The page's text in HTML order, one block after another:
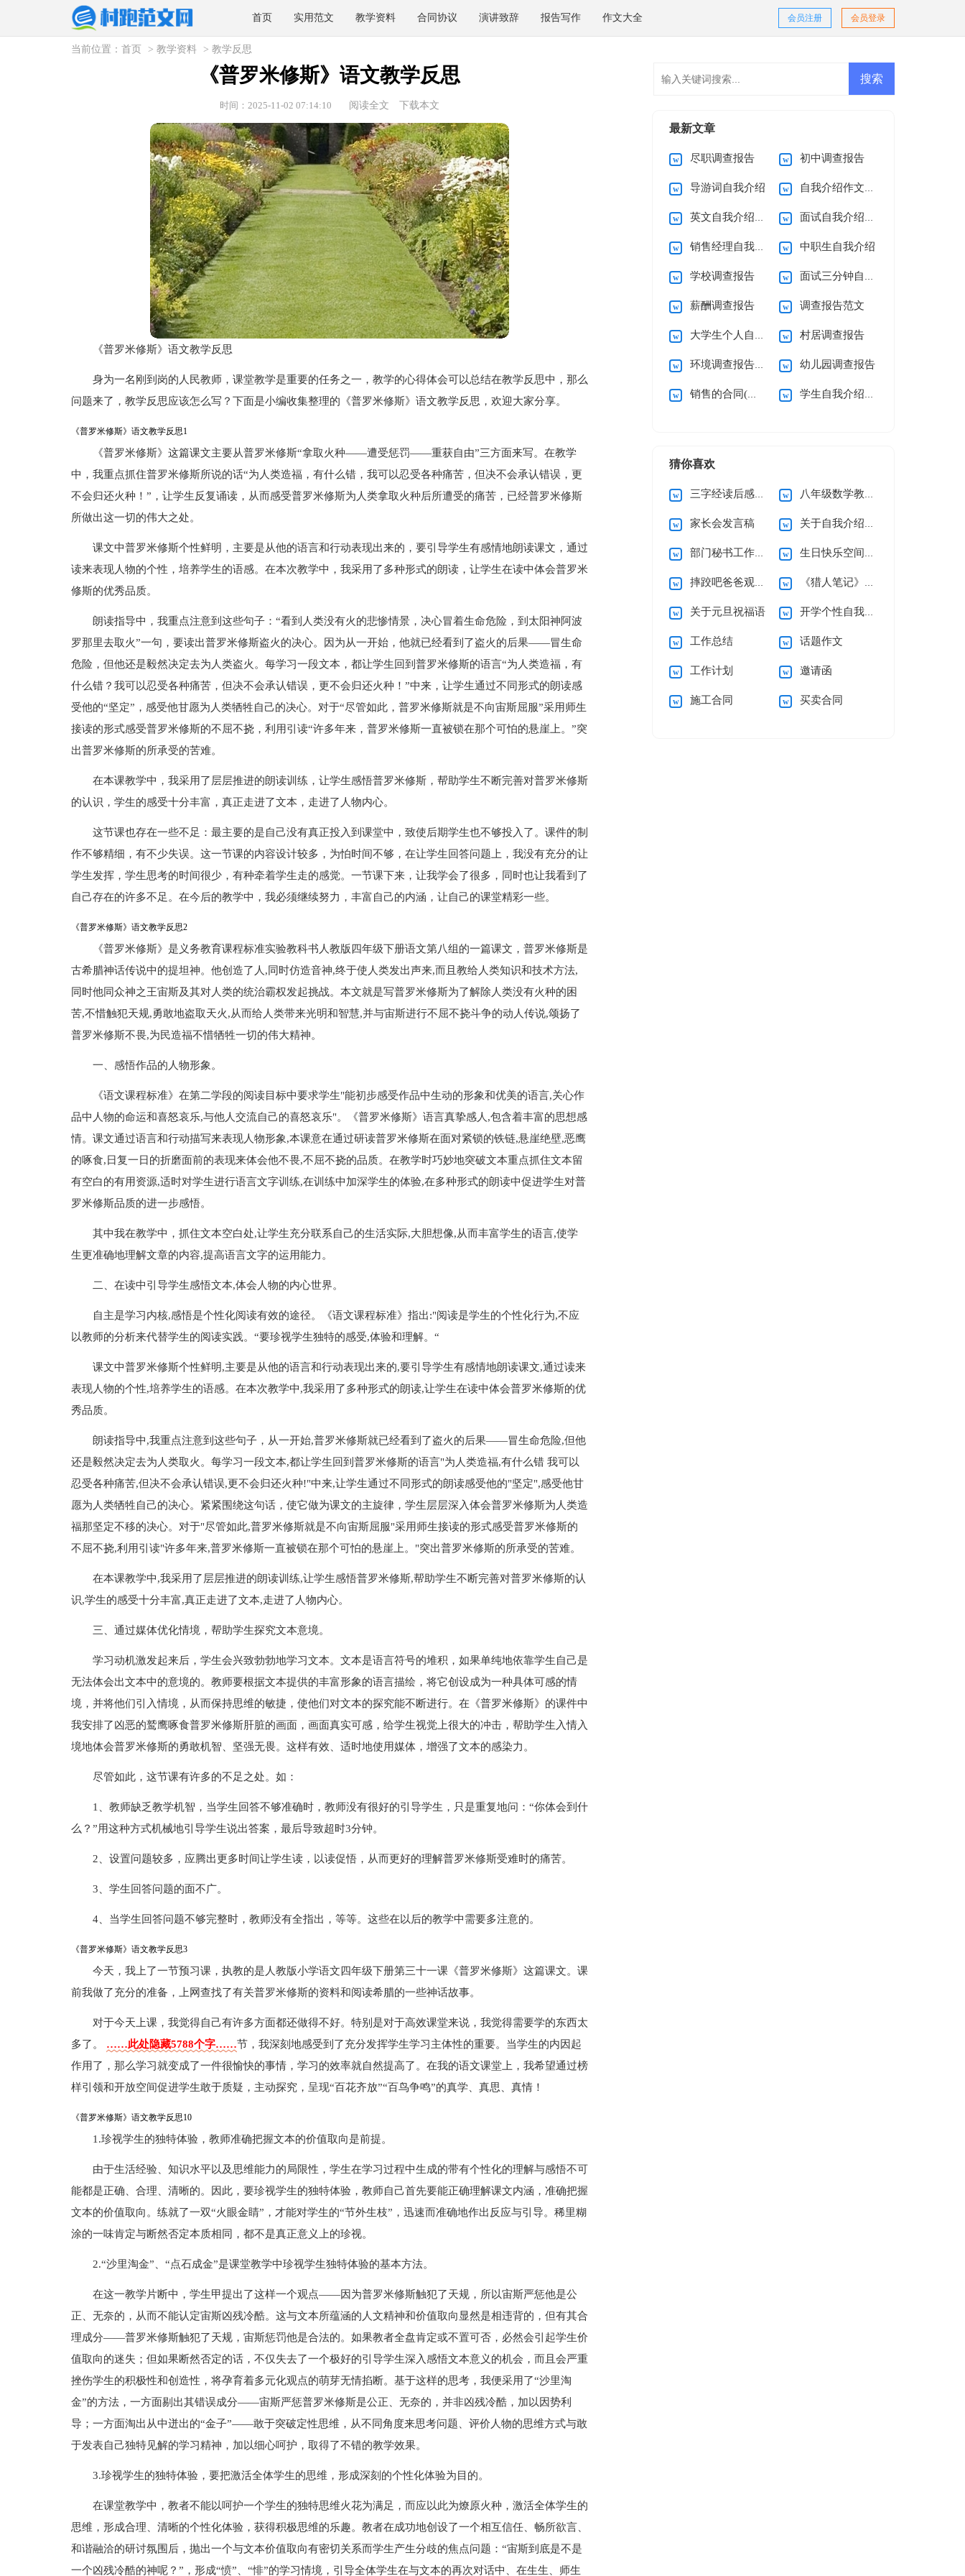
首页 实用范文 教学资料 合同协议 演讲致辞 报告写作 作文大全 会员登录
会员注册
当前位置： 首页 > 教学资料 > 教学反思
《普罗米修斯》语文教学反思
时间：2025-11-02 07:14:10 阅读全文 下载本文
《普罗米修斯》语文教学反思
身为一名刚到岗的人民教师，课堂教学是重要的任务之一，教学的心得体会可以总结在教学反思中，那么
问题来了，教学反思应该怎么写？下面是小编收集整理的《普罗米修斯》语文教学反思，欢迎大家分享。
《普罗米修斯》语文教学反思1
《普罗米修斯》这篇课文主要从普罗米修斯“拿取火种——遭受惩罚——重获自由”三方面来写。在教学
中，我重点抓住普罗米修斯所说的话“为人类造福，有什么错，我可以忍受各种痛苦，但决不会承认错误，更
不会归还火种！”，让学生反复诵读，从而感受普罗米修斯为人类拿取火种后所遭受的痛苦，已经普罗米修斯
所做出这一切的伟大之处。
课文中普罗米修斯个性鲜明，主要是从他的语言和行动表现出来的，要引导学生有感情地朗读课文，通过
读来表现人物的个性，培养学生的语感。在本次教学中，我采用了多种形式的朗读，让学生在读中体会普罗米
修斯的优秀品质。
朗读指导中，我重点注意到这些句子：“看到人类没有火的悲惨情景，决心冒着生命危险，到太阳神阿波
罗那里去取火”一句，要读出普罗米修斯盗火的决心。因为从一开始，他就已经看到了盗火的后果——冒生命
危险，但他还是毅然决定去为人类盗火。每学习一段文本，都让学生回到普罗米修斯的语言“为人类造福，有
什么错？我可以忍受各种痛苦，但决不会承认错误，更不会归还火种！”中来，让学生通过不同形式的朗读感
受他的“坚定”，感受他甘愿为人类牺牲自己的决心。对于“尽管如此，普罗米修斯就是不向宙斯屈服”采用师生
接读的形式感受普罗米修斯的不屈不挠，利用引读“许多年来，普罗米修斯一直被锁在那个可怕的悬崖上。”突
出普罗米修斯的所承受的苦难。
在本课教学中，我采用了层层推进的朗读训练，让学生感悟普罗米修斯，帮助学生不断完善对普罗米修斯
的认识，学生的感受十分丰富，真正走进了文本，走进了人物内心。
这节课也存在一些不足：最主要的是自己没有真正投入到课堂中，致使后期学生也不够投入了。课件的制
作不够精细，有不少失误。这一节课的内容设计较多，为怕时间不够，在让学生回答问题上，我没有充分的让
学生发挥，学生思考的时间很少，有种牵着学生走的感觉。一节课下来，让我学会了很多，同时也让我看到了
自己存在的许多不足。在今后的教学中，我必须继续努力，丰富自己的内涵，让自己的课堂精彩一些。
《普罗米修斯》语文教学反思2
《普罗米修斯》是义务教育课程标准实验教科书人教版四年级下册语文第八组的一篇课文，普罗米修斯是
古希腊神话传说中的提坦神。他创造了人,同时仿造音神,终于使人类发出声来,而且教给人类知识和技术方法,
同时他同众神之王宙斯及其对人类的统治霸权发起挑战。本文就是写普罗米修斯为了解除人类没有火种的困
苦,不惜触犯天规,勇敢地盗取天火,从而给人类带来光明和智慧,并与宙斯进行不屈不挠斗争的动人传说,颂扬了
普罗米修斯不畏,为民造福不惜牺牲一切的伟大精神。
一、感悟作品的人物形象。
《语文课程标准》在第二学段的阅读目标中要求学生"能初步感受作品中生动的形象和优美的语言,关心作
品中人物的命运和喜怒哀乐,与他人交流自己的喜怒哀乐"。《普罗米修斯》语言真挚感人,包含着丰富的思想感
情。课文通过语言和行动描写来表现人物形象,本课意在通过研读普罗米修斯在面对紧锁的铁链,悬崖绝壁,恶鹰
的啄食,日复一日的折磨面前的表现来体会他不畏,不屈不挠的品质。在教学时巧妙地突破文本重点抓住文本留
有空白的有用资源,适时对学生进行语言文字训练,在训练中加深学生的体验,在多种形式的朗读中促进学生对普
罗米修斯品质的进一步感悟。
其中我在教学中，抓住文本空白处,让学生充分联系自己的生活实际,大胆想像,从而丰富学生的语言,使学
生更准确地理解文章的内容,提高语言文字的运用能力。
二、在读中引导学生感悟文本,体会人物的内心世界。
自主是学习内核,感悟是个性化阅读有效的途径。《语文课程标准》指出:"阅读是学生的个性化行为,不应
以教师的分析来代替学生的阅读实践。“要珍视学生独特的感受,体验和理解。“
课文中普罗米修斯个性鲜明,主要是从他的语言和行动表现出来的,要引导学生有感情地朗读课文,通过读来
表现人物的个性,培养学生的语感。在本次教学中,我采用了多种形式的朗读,让学生在读中体会普罗米修斯的优
秀品质。
朗读指导中,我重点注意到这些句子，从一开始,普罗米修斯就已经看到了盗火的后果——冒生命危险,但他
还是毅然决定去为人类取火。每学习一段文本,都让学生回到普罗米修斯的语言"为人类造福,有什么错 我可以
忍受各种痛苦,但决不会承认错误,更不会归还火种!"中来,让学生通过不同形式的朗读感受他的"坚定",感受他甘
愿为人类牺牲自己的决心。紧紧围绕这句话，使它做为课文的主旋律，学生层层深入体会普罗米修斯为人类造
福那坚定不移的决心。对于"尽管如此,普罗米修斯就是不向宙斯屈服"采用师生接读的形式感受普罗米修斯的
不屈不挠,利用引读"许多年来,普罗米修斯一直被锁在那个可怕的悬崖上。"突出普罗米修斯的所承受的苦难。
在本课教学中,我采用了层层推进的朗读训练,让学生感悟普罗米修斯,帮助学生不断完善对普罗米修斯的认
识,学生的感受十分丰富,真正走进了文本,走进了人物内心。
三、通过媒体优化情境，帮助学生探究文本意境。
学习动机激发起来后，学生会兴致勃勃地学习文本。文本是语言符号的堆积，如果单纯地依靠学生自己是
无法体会出文本中的意境的。教师要根据文本提供的丰富形象的语言描绘，将它创设成为一种具体可感的情
境，并将他们引入情境，从而保持思维的敏捷，使他们对文本的探究能不断进行。在《普罗米修斯》的课件中
我安排了凶恶的鹫鹰啄食普罗米修斯肝脏的画面，画面真实可感，给学生视觉上很大的冲击，帮助学生入情入
境地体会普罗米修斯的勇敢机智、坚强无畏。这样有效、适时地使用媒体，增强了文本的感染力。
尽管如此，这节课有许多的不足之处。如：
1、教师缺乏教学机智，当学生回答不够准确时，教师没有很好的引导学生，只是重复地问：“你体会到什
么？”用这种方式机械地引导学生说出答案，最后导致超时3分钟。
2、设置问题较多，应腾出更多时间让学生读，以读促悟，从而更好的理解普罗米修斯受难时的痛苦。
3、学生回答问题的面不广。
4、当学生回答问题不够完整时，教师没有全指出，等等。这些在以后的教学中需要多注意的。
《普罗米修斯》语文教学反思3
今天，我上了一节预习课，执教的是人教版小学语文四年级下册第三十一课《普罗米修斯》这篇课文。课
前我做了充分的准备，上网查找了有关普罗米修斯的资料和阅读希腊的一些神话故事。
对于今天上课，我觉得自己有许多方面都还做得不好。特别是对于高效课堂来说，我觉得需要学的东西太
多了。 ……此处隐藏5788个字……节，我深刻地感受到了充分发挥学生学习主体性的重要。当学生的内因起
作用了，那么学习就变成了一件很愉快的事情，学习的效率就自然提高了。在我的语文课堂上，我希望通过榜
样引领和开放空间促进学生敢于质疑，主动探究，呈现“百花齐放”“百鸟争鸣”的真学、真思、真情！
《普罗米修斯》语文教学反思10
1.珍视学生的独特体验，教师准确把握文本的价值取向是前提。
由于生活经验、知识水平以及思维能力的局限性，学生在学习过程中生成的带有个性化的理解与感悟不可
能都是正确、合理、清晰的。因此，要珍视学生的独特体验，教师自己首先要能正确理解课文内涵，准确把握
文本的价值取向。练就了一双“火眼金睛”，才能对学生的“节外生枝”，迅速而准确地作出反应与引导。稀里糊
涂的一味肯定与断然否定本质相同，都不是真正意义上的珍视。
2.“沙里淘金”、“点石成金”是课堂教学中珍视学生独特体验的基本方法。
在这一教学片断中，学生甲提出了这样一个观点——因为普罗米修斯触犯了天规，所以宙斯严惩他是公
正、无奈的，从而不能认定宙斯凶残冷酷。这与文本所蕴涵的人文精神和价值取向显然是相违背的，但有其合
理成分——普罗米修斯触犯了天规，宙斯惩罚他是合法的。如果教者全盘肯定或不置可否，必然会引起学生价
值取向的迷失；但如果断然否定的话，不仅失去了一个极好的引导学生深入感悟文本意义的机会，而且会严重
挫伤学生的积极性和创造性，将孕育着多元化观点的萌芽无情掐断。基于这样的思考，我便采用了“沙里淘
金”的方法，一方面剔出其错误成分——宙斯严惩普罗米修斯是公正、无奈的，并非凶残冷酷，加以因势利
导；一方面淘出从中迸出的“金子”——敢于突破定性思维，从不同角度来思考问题、评价人物的思维方式与敢
于发表自己独特见解的学习精神，加以细心呵护，取得了不错的教学效果。
3.珍视学生的独特体验，要把激活全体学生的思维，形成深刻的个性化体验为目的。
在课堂教学中，教者不能以呵护一个学生的独特思维火花为满足，而应以此为燎原火种，激活全体学生的
思维，形成合理、清晰的个性化体验，获得积极思维的乐趣。教者在成功地创设了一个相互信任、畅所欲言、
和谐融洽的研讨氛围后，抛出一个与文本价值取向有密切关系而学生产生分歧的焦点问题：“宙斯到底是不是
一个凶残冷酷的神呢？”，形成“愤”、“悱”的学习情境，引导全体学生在与文本的再次对话中、在生生、师生
最新文章
尽职调查报告 初中调查报告
导游词自我介绍 自我介绍作文(15篇)
英文自我介绍(集锦15篇) 面试自我介绍合集15篇
销售经理自我介绍 中职生自我介绍
学校调查报告 面试三分钟自我介绍
薪酬调查报告 调查报告范文
大学生个人自我介绍 村居调查报告
环境调查报告汇编15篇 幼儿园调查报告
销售的合同(通用15篇) 学生自我介绍(集锦15篇)
猜你喜欢
三字经读后感15篇 八年级数学教学工作总结
家长会发言稿 关于自我介绍(集合15篇)
部门秘书工作总结 生日快乐空间留言
摔跤吧爸爸观后感通用15篇 《猎人笔记》读后感
关于元旦祝福语 开学个性自我介绍
工作总结 话题作文
工作计划 邀请函
施工合同 买卖合同